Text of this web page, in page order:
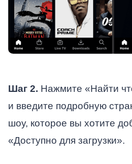
Шаг 2. Нажмите «Найти
и введите подробную
шоу, которое вы хотите
«Доступно для загрузки».